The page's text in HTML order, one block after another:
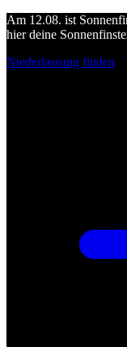
Am 12.08. ist
hier deine
Niederlassung finden